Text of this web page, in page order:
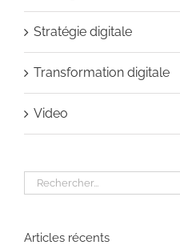
Stratégie digitale
Transformation digitale
Video
Rechercher:
Articles récents